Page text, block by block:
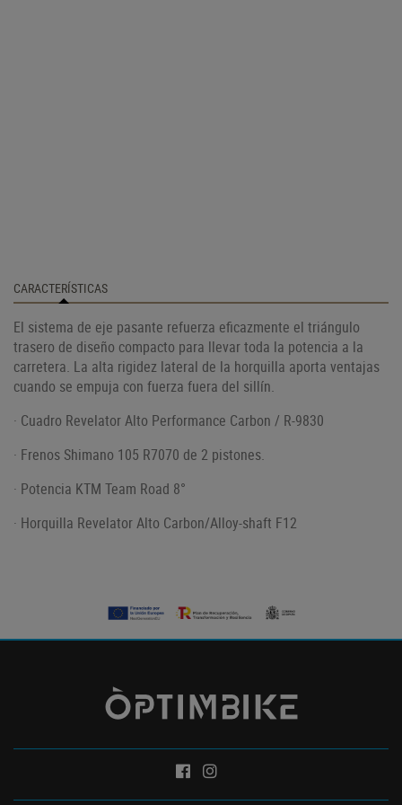
CARACTERÍSTICAS
El sistema de eje pasante refuerza eficazmente el triángulo
trasero de diseño compacto para llevar toda la potencia a la
carretera. La alta rigidez lateral de la horquilla aporta ventajas
cuando se empuja con fuerza fuera del sillín.
· Cuadro Revelator Alto Performance Carbon / R-9830
· Frenos Shimano 105 R7070 de 2 pistones.
· Potencia KTM Team Road 8°
· Horquilla Revelator Alto Carbon/Alloy-shaft F12